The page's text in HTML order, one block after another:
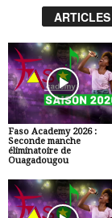
Faso Academy 2026 :
Seconde manche
éliminatoire de
Ouagadougou